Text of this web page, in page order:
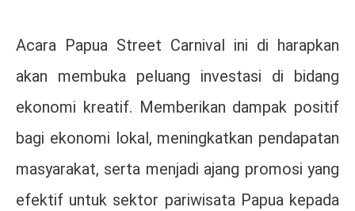
Acara Papua Street Carnival ini di harapkan
akan membuka peluang investasi di bidang
ekonomi kreatif. Memberikan dampak positif
bagi ekonomi lokal, meningkatkan pendapatan
masyarakat, serta menjadi ajang promosi yang
efektif untuk sektor pariwisata Papua kepada